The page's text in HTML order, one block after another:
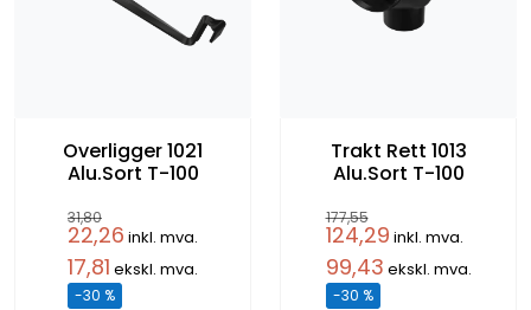
Overligger 1021
Alu.Sort T-100
31,80
22,26 inkl. mva.
17,81 ekskl. mva.
-30 %
Trakt Rett 1013
Alu.Sort T-100
177,55
124,29 inkl. mva.
99,43 ekskl. mva.
-30 %